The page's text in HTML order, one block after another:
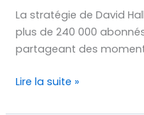
La stratégie de David
plus de 240 000
partageant des
Lire la suite »